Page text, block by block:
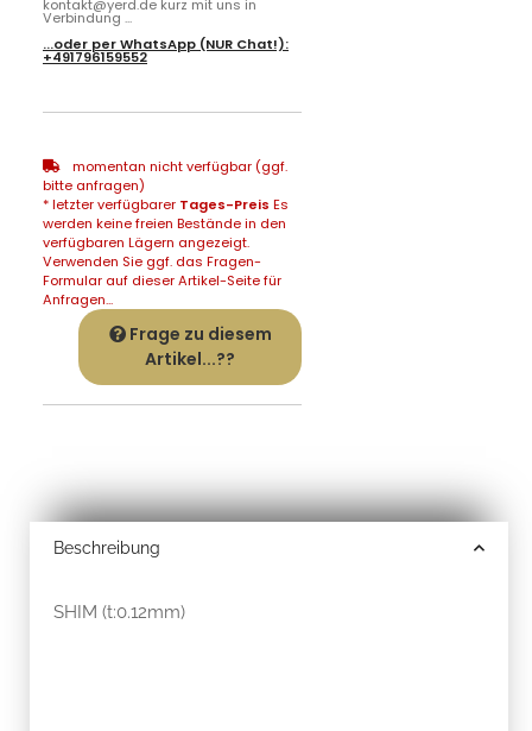
kontakt@yerd.de kurz mit uns in
Verbindung ...
...oder perWhatsApp (NUR Chat!):
+491796159552
momentan nicht verfügbar (ggf.
bitte anfragen)
* letzter verfügbarer Tages-Preis Es
werden keine freien Bestände in den
verfügbaren Lägern angezeigt.
Verwenden Sie ggf. das Fragen-
Formular auf dieser Artikel-Seite für
Anfragen...
Frage zu diesem
Artikel...??
Beschreibung
SHIM (t:0.12mm)